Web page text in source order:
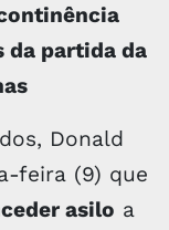
da partida da
Donald
feira (9) que
asilo a